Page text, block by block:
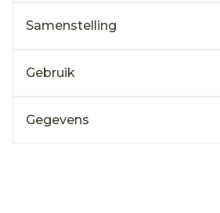
Samenstelling
Gebruik
Gegevens